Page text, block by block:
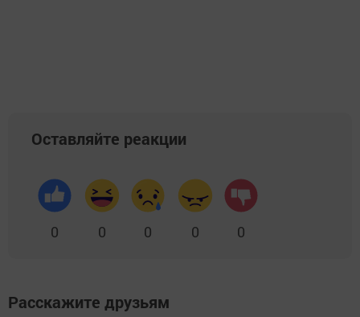
Оставляйте реакции
0 0 0 0 0
Расскажите друзьям